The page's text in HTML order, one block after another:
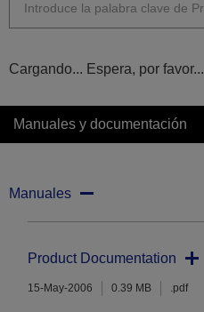
Cargando... Espera, por favor...
Manuales y documentación
Manuales
Product Documentation
15-May-2006 0.39 MB .pdf